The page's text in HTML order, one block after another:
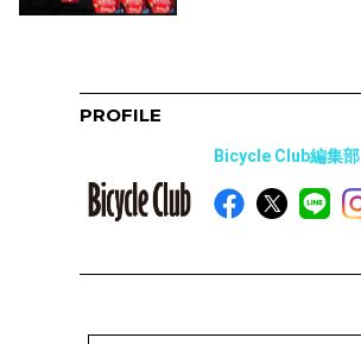
PROFILE
Bicycle Club編集部